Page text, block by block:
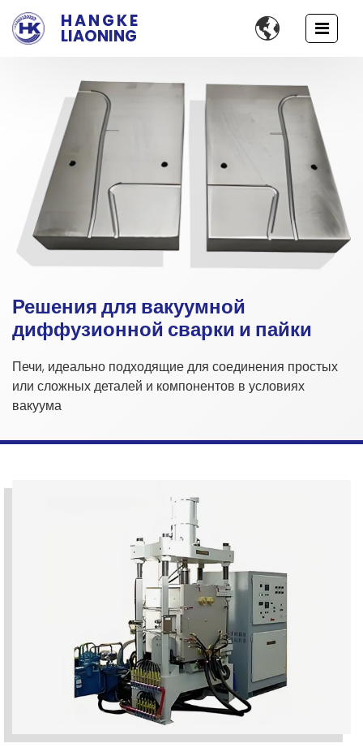
HANGKE
LIAONING 
Решения для вакуумной
диффузионной сварки и пайки
Печи, идеально подходящие для соединения простых
или сложных деталей и компонентов в условиях
вакуума